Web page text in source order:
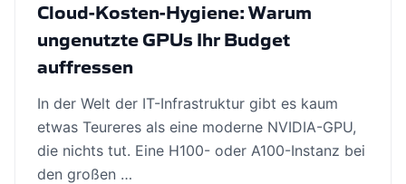
Cloud-Kosten-Hygiene: Warum
ungenutzte GPUs Ihr Budget
auffressen
In der Welt der IT-Infrastruktur gibt es kaum
etwas Teureres als eine moderne NVIDIA-GPU,
die nichts tut. Eine H100- oder A100-Instanz bei
den großen …